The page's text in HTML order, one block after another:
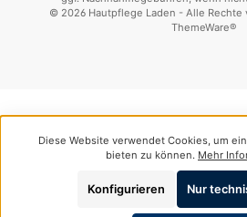
© 2026 Hautpflege Laden - Alle Rechte
ThemeWare®
Diese Website verwendet Cookies, um
bieten zu können. Mehr
Nur
Konfigurieren